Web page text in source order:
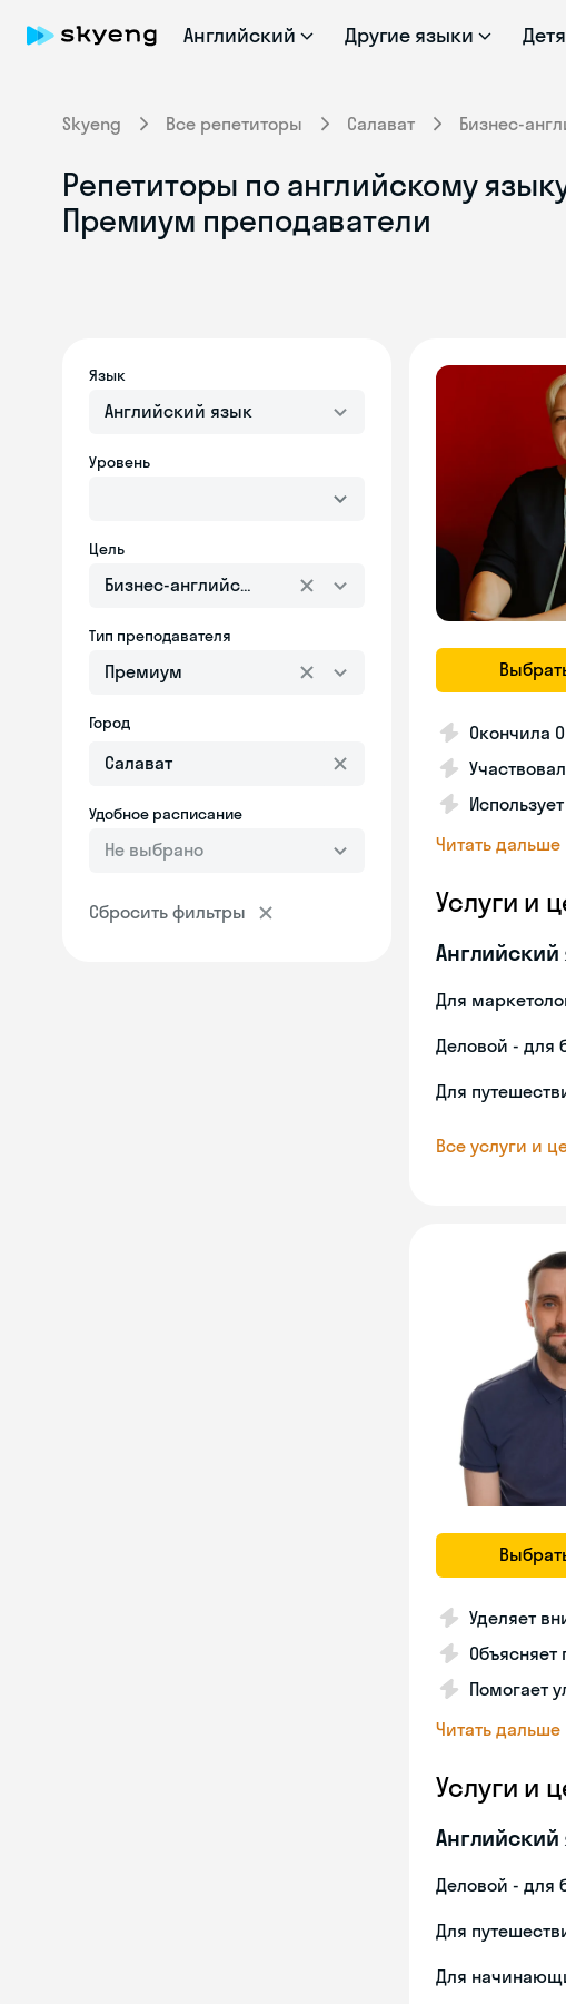
Английский Другие языки
Skyeng Все репетиторы Салават Бизнес-
Репетиторы по английскому
Премиум преподаватели
Язык
Английский язык
Уровень
Цель
Бизнес-английский
Тип преподавателя
Премиум
Город
Удобное расписание
Не выбрано
Сбросить фильтры
Окончила
Читать дальше
Услуги и
Английский
Для
Деловой - для
Для
Все услуги и
Уделяет
Помогает
Читать дальше
Услуги и
Английский
Деловой - для
Для
Для